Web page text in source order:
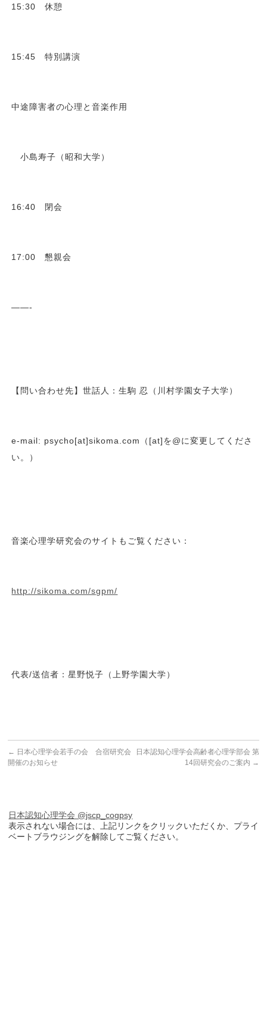
15:30 休憩
15:45 特別講演
中途障害者の心理と音楽作用
小島寿子（昭和大学）
16:40 閉会
17:00 懇親会
——-
【問い合わせ先】世話人：生駒 忍（川村学園女子大学）
e-mail: psycho[at]sikoma.com（[at]を@に変更してくださ
い。）
音楽心理学研究会のサイトもご覧ください：
http://sikoma.com/sgpm/
代表/送信者：星野悦子（上野学園大学）
← 日本心理学会若手の会 合宿研究会
開催のお知らせ
日本認知心理学会高齢者心理学部会 第
14回研究会のご案内 →
日本認知心理学会 @jscp_cogpsy
表示されない場合には、上記リンクをクリックいただくか、プライ
ベートブラウジングを解除してご覧ください。